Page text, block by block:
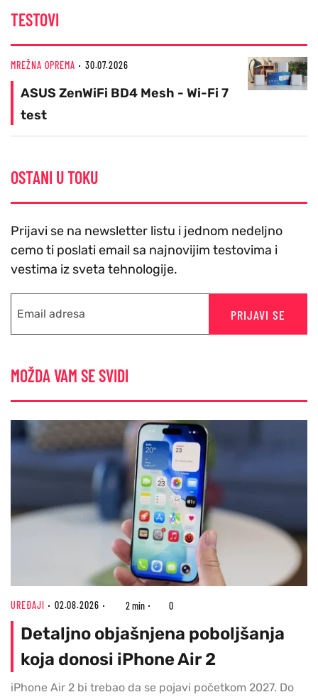
TESTOVI
MREŽNA OPREMA 30.07.2026
ASUS ZenWiFi BD4 Mesh - Wi-Fi 7
test
OSTANI U TOKU
Prijavi se na newsletter listu i jednom nedeljno
cemo ti poslati email sa najnovijim testovima i
vestima iz sveta tehnologije.
PRIJAVI SE
MOŽDA VAM SE SVIDI
UREĐAJI 02.08.2026 2 min 0
Detaljno objašnjena poboljšanja
koja donosi iPhone Air 2
iPhone Air 2 bi trebao da se pojavi početkom 2027. Do